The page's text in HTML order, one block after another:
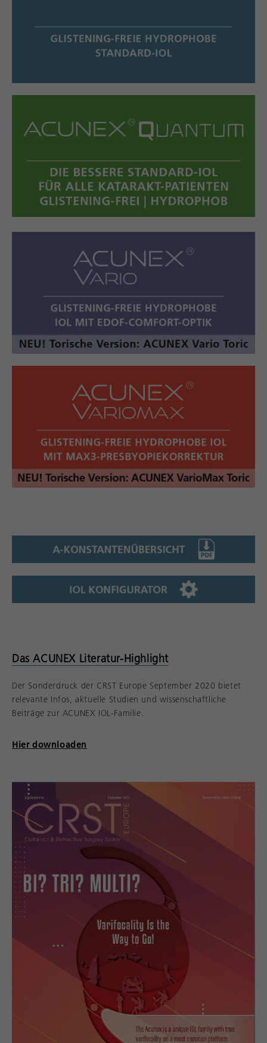
Das ACUNEX Literatur-Highlight
Der Sonderdruck der CRST Europe September 2020 bietet
relevante Infos, aktuelle Studien und wissenschaftliche
Beiträge zur ACUNEX IOL-Familie.
Hier downloaden